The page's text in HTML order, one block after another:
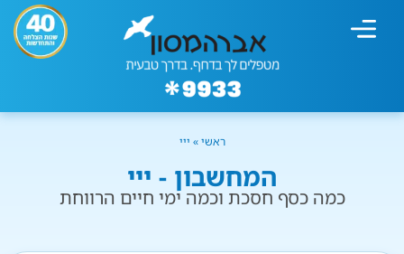
ראשי» ייי
המחשבון - ייי
כמה כסף חסכת וכמה ימי חיים הרווחת